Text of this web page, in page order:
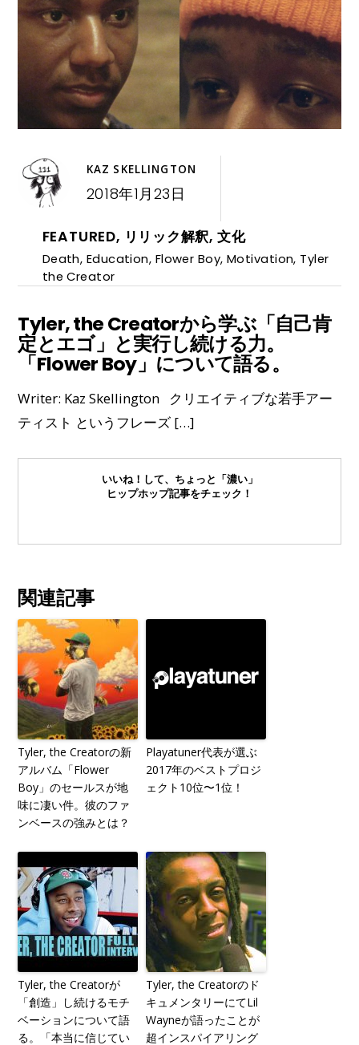
KAZ SKELLINGTON
2018年1月23日
FEATURED, リリック解釈, 文化
Death, Education, Flower Boy, Motivation, Tyler
the Creator
Tyler, the Creatorから学ぶ「自己肯
定とエゴ」と実行し続ける力。
「Flower Boy」について語る。
Writer: Kaz Skellington クリエイティブな若手アー
ティスト というフレーズ […]
いいね！して、ちょっと「濃い」
ヒップホップ記事をチェック！
関連記事
Tyler, the Creatorの新
アルバム「Flower
Boy」のセールスが地
味に凄い件。彼のファ
ンベースの強みとは？
Playatuner代表が選ぶ
2017年のベストプロジ
ェクト10位〜1位！
Tyler, the Creatorが
「創造」し続けるモチ
ベーションについて語
る。「本当に信じてい
Tyler, the Creatorのド
キュメンタリーにてLil
Wayneが語ったことが
超インスパイアリング